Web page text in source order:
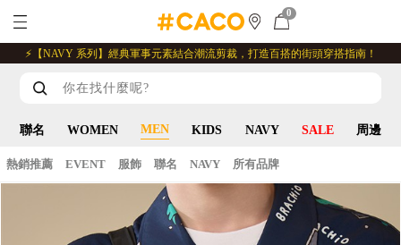
0
⚡【NAVY 系列】經典軍事元素結合潮流剪裁，打造百搭的街頭穿搭指南！
聯名 WOMEN MEN KIDS NAVY SALE 周邊
熱銷推薦 EVENT 服飾 聯名 NAVY 所有品牌